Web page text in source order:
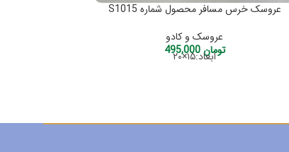
عروسک خرس مسافر محصول شماره S1015
عروسک و کادو
تومان495,000
ابعاد:۱۵×۲۰